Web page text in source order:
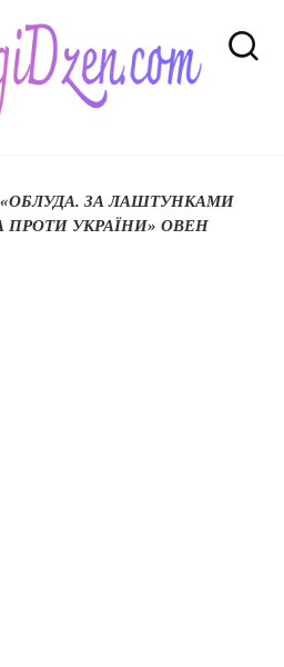
«ОБЛУДА. ЗА ЛАШТУНКАМИ
ПРОТИ УКРАЇНИ» ОВЕН